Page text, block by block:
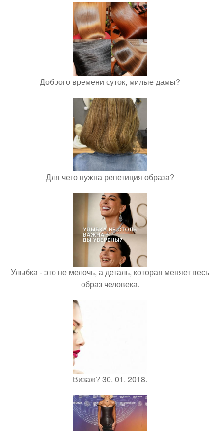
Доброго времени суток, милые дамы?
Для чего нужна репетиция образа?
Улыбка - это не мелочь, а деталь, которая меняет весь
образ человека.
Визаж? 30. 01. 2018.